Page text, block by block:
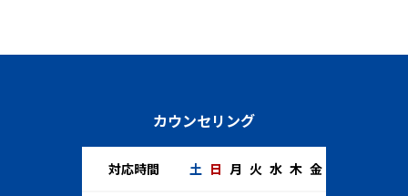
カウンセリング
対応時間 土 日 月 火 水 木 金